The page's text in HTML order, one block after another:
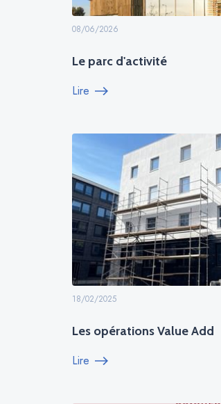
08/06/2026
Le parc d'activité
Lire
18/02/2025
Les opérations Value Add
Lire